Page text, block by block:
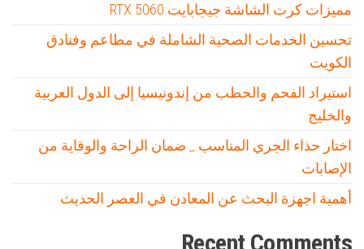
مميزات كرت الشاشة جيجابايت RTX 5060
تحسين الخدمات الصحية الشاملة في مطاعم وفنادق
الكويت
استيراد الفحم والحطب من إندونيسيا إلى الدول العربية
والخليج
اختار حذاء الجري المناسب _ ضمان الراحة والوقاية من
الإصابات
أهمية اجهزة البحث عن المعادن في العصر الحديث
Recent Comments